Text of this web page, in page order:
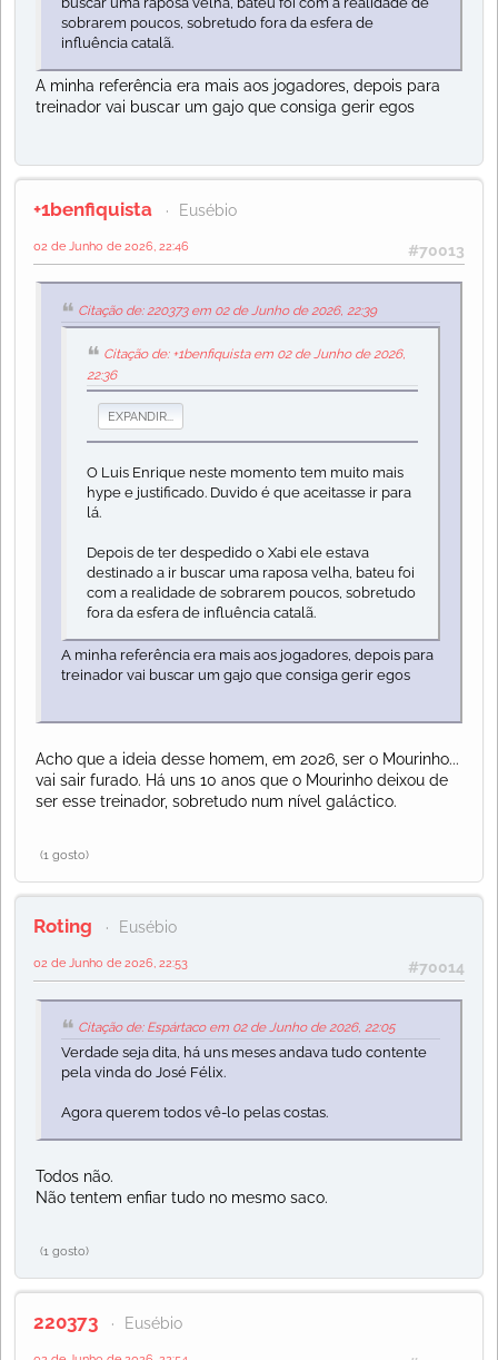
sobrarem poucos, sobretudo fora da esfera de
influência catalã.
A minha referência era mais aos jogadores, depois para
treinador vai buscar um gajo que consiga gerir egos
+1benfiquista Eusébio
#70013
02 de Junho de 2026, 22:46
Citação de: 220373 em 02 de Junho de 2026, 22:39
Citação de: +1benfiquista em 02 de Junho de 2026,
22:36
EXPANDIR...
O Luis Enrique neste momento tem muito mais
hype e justificado. Duvido é que aceitasse ir para
lá.
Depois de ter despedido o Xabi ele estava
destinado a ir buscar uma raposa velha, bateu foi
com a realidade de sobrarem poucos, sobretudo
fora da esfera de influência catalã.
A minha referência era mais aos jogadores, depois para
treinador vai buscar um gajo que consiga gerir egos
Acho que a ideia desse homem, em 2026, ser o Mourinho...
vai sair furado. Há uns 10 anos que o Mourinho deixou de
ser esse treinador, sobretudo num nível galáctico.
(1 gosto)
Roting Eusébio
#70014
02 de Junho de 2026, 22:53
Citação de: Espártaco em 02 de Junho de 2026, 22:05
Verdade seja dita, há uns meses andava tudo contente
pela vinda do José Félix.
Agora querem todos vê-lo pelas costas.
Todos não.
Não tentem enfiar tudo no mesmo saco.
(1 gosto)
220373 Eusébio